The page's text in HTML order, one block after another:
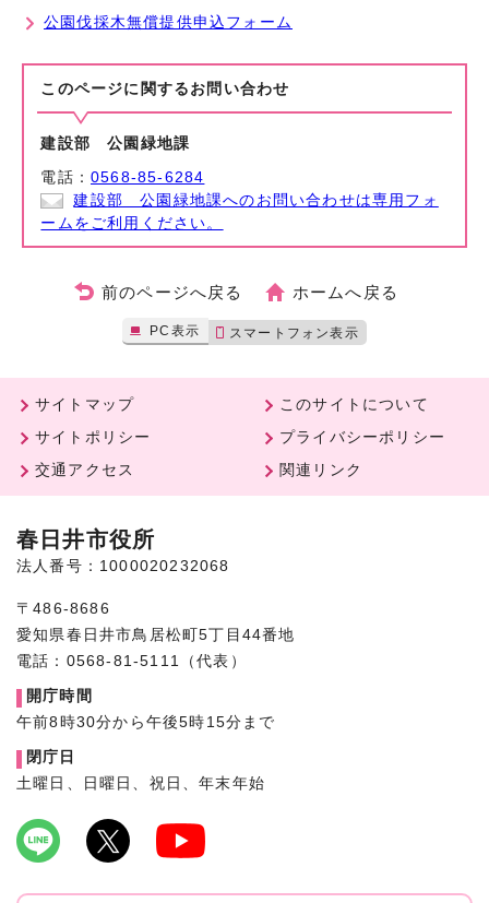
公園伐採木無償提供申込フォーム
このページに関する お問い合わせ
建設部 公園緑地課
電話：0568-85-6284
建設部 公園緑地課へのお問い合わせは専用フォ
ームをご利用ください。
前のページへ戻る ホームへ戻る
PC表示 スマートフォン表示
サイトマップ
このサイトについて
サイトポリシー
プライバシーポリシー
交通アクセス
関連リンク
春日井市役所
法人番号：1000020232068
〒486-8686
愛知県春日井市鳥居松町5丁目44番地
電話：0568-81-5111（代表）
開庁時間
午前8時30分から午後5時15分まで
閉庁日
土曜日、日曜日、祝日、年末年始